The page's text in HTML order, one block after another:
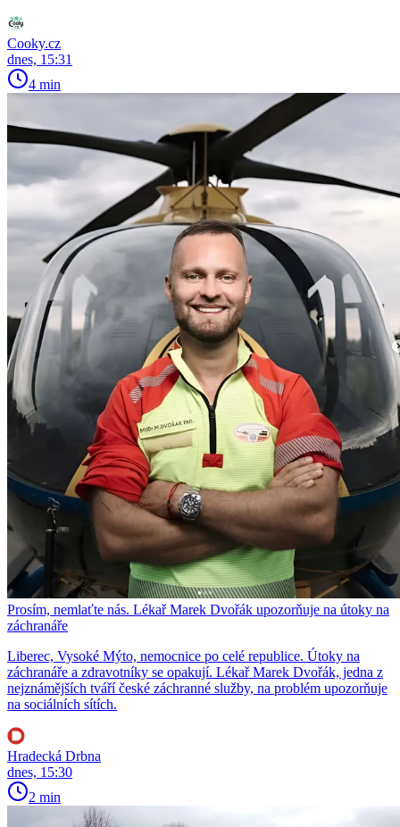
Cooky.cz
dnes, 15:31
4 min
Prosím, nemlaťte nás. Lékař Marek Dvořák upozorňuje na útoky na
záchranáře
Liberec, Vysoké Mýto, nemocnice po celé republice. Útoky na
záchranáře a zdravotníky se opakují. Lékař Marek Dvořák, jedna z
nejznámějších tváří české záchranné služby, na problém upozorňuje
na sociálních sítích.
Hradecká Drbna
dnes, 15:30
2 min